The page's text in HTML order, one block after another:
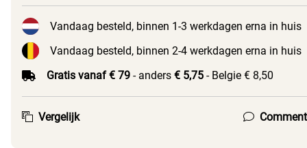
Vandaag besteld, binnen 1-3 werkdagen erna in huis
Vandaag besteld, binnen 2-4 werkdagen erna in huis
Gratis vanaf € 79 - anders € 5,75 - Belgie € 8,50
Vergelijk Comment